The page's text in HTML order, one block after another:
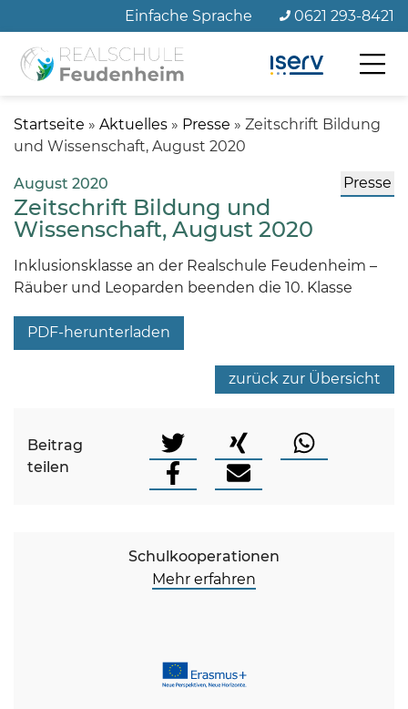
Seiteninhalt
Einfache Sprache 0621 293-8421
Startseite » Aktuelles » Presse » Zeitschrift Bildung
und Wissenschaft, August 2020
August 2020 Presse
Zeitschrift Bildung und
Wissenschaft, August 2020
Inklusionsklasse an der Realschule Feudenheim –
Räuber und Leoparden beenden die 10. Klasse
PDF-herunterladen
zurück zur Übersicht
Beitrag
teilen
Schulkooperationen
Mehr erfahren